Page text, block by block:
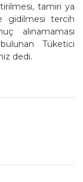
tamiri ya
gidilmesi tercih
alınamaması
Tüketici
dedi.